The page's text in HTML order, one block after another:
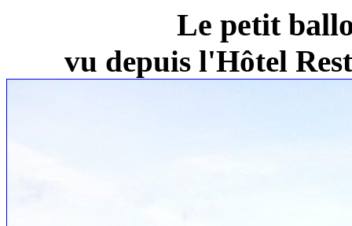
Le petit
vu depuis l'Hôtel